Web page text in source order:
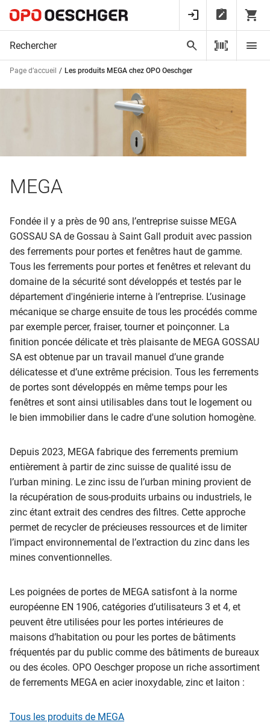
Page d’accueil Les produits MEGA chez OPO Oeschger
MEGA
Fondée il y a près de 90 ans, l’entreprise suisse MEGA
GOSSAU SA de Gossau à Saint Gall produit avec passion
des ferrements pour portes et fenêtres haut de gamme.
Tous les ferrements pour portes et fenêtres et relevant du
domaine de la sécurité sont développés et testés par le
département d'ingénierie interne à l’entreprise. L’usinage
mécanique se charge ensuite de tous les procédés comme
par exemple percer, fraiser, tourner et poinçonner. La
finition poncée délicate et très plaisante de MEGA GOSSAU
SA est obtenue par un travail manuel d’une grande
délicatesse et d’une extrême précision. Tous les ferrements
de portes sont développés en même temps pour les
fenêtres et sont ainsi utilisables dans tout le logement ou
le bien immobilier dans le cadre d'une solution homogène.
Depuis 2023, MEGA fabrique des ferrements premium
entièrement à partir de zinc suisse de qualité issu de
l’urban mining. Le zinc issu de l’urban mining provient de
la récupération de sous-produits urbains ou industriels, le
zinc étant extrait des cendres des filtres. Cette approche
permet de recycler de précieuses ressources et de limiter
l’impact environnemental de l’extraction du zinc dans les
mines conventionnelles.
Les poignées de portes de MEGA satisfont à la norme
européenne EN 1906, catégories d’utilisateurs 3 et 4, et
peuvent être utilisées pour les portes intérieures de
maisons d’habitation ou pour les portes de bâtiments
fréquentés par du public comme des bâtiments de bureaux
ou des écoles. OPO Oeschger propose un riche assortiment
de ferrements MEGA en acier inoxydable, zinc et laiton :
Tous les produits de MEGA